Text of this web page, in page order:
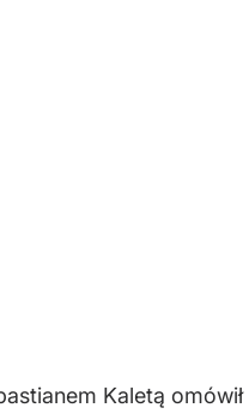
Kaletą omówił